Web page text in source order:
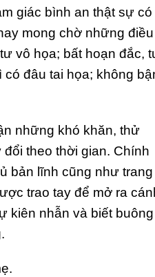
giác bình an thật sự có
mong chờ những điều
vô họa; bất hoạn đắc,
có đâu tai họa; không
những khó khăn, thử
theo thời gian. Chính
bản lĩnh cũng như trang
trao tay để mở ra
kiên nhẫn và biết buông